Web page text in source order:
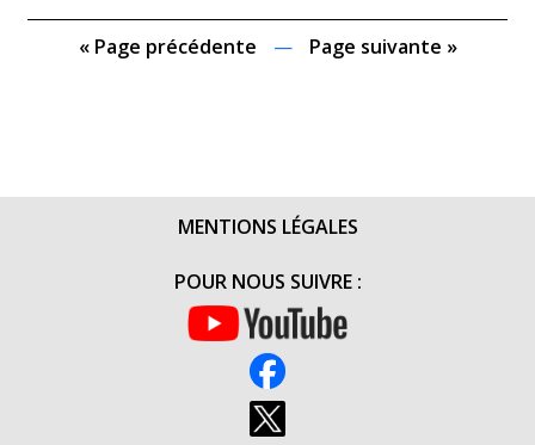
« Page précédente — Page suivante »
MENTIONS LÉGALES
POUR NOUS SUIVRE :